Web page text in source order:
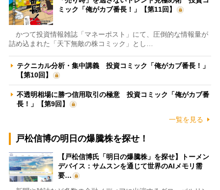
ミック「俺がカブ番長！」【第11回】
かつて投資情報雑誌「マネーポスト」にて、圧倒的な情報量が
詰め込まれた「天下無敵の株コミック」とし…
テクニカル分析・集中講義 投資コミック「俺がカブ番長！」
【第10回】
不透明相場に勝つ信用取引の極意 投資コミック「俺がカブ番
長！」【第9回】
一覧を見る
戸松信博の明日の爆騰株を探せ！
【戸松信博氏「明日の爆騰株」を探せ】トーメン
デバイス：サムスンを通じて世界のAIメモリ需
要…